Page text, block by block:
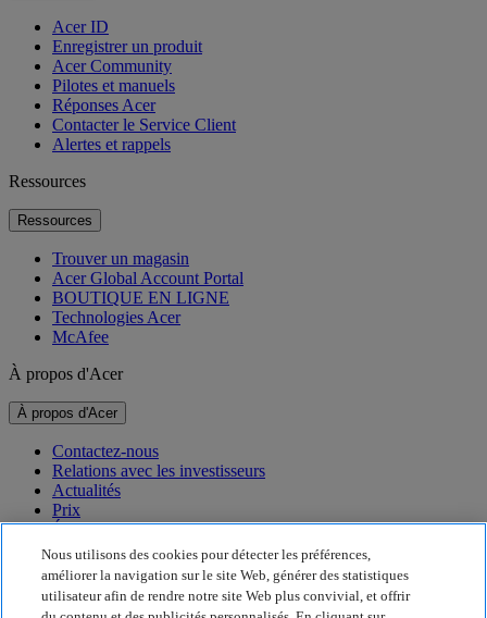
Acer ID
Enregistrer un produit
Acer Community
Pilotes et manuels
Réponses Acer
Contacter le Service Client
Alertes et rappels
Ressources
Ressources
Trouver un magasin
Acer Global Account Portal
BOUTIQUE EN LIGNE
Technologies Acer
McAfee
À propos d'Acer
À propos d'Acer
Contactez-nous
Relations avec les investisseurs
Actualités
Prix
Événements
Développement durable
Développement durable
Nous utilisons des cookies pour détecter les préférences,
améliorer la navigation sur le site Web, générer des statistiques
utilisateur afin de rendre notre site Web plus convivial, et offrir